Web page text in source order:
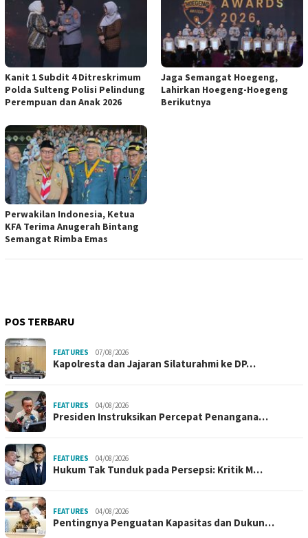
Kanit 1 Subdit 4 Ditreskrimum
Polda Sulteng Polisi Pelindung
Perempuan dan Anak 2026
Jaga Semangat Hoegeng,
Lahirkan Hoegeng-Hoegeng
Berikutnya
Perwakilan Indonesia, Ketua
KFA Terima Anugerah Bintang
Semangat Rimba Emas
POS TERBARU
FEATURES 07/08/2026
Kapolresta dan Jajaran Silaturahmi ke DP…
FEATURES 04/08/2026
Presiden Instruksikan Percepat Penangana…
FEATURES 04/08/2026
Hukum Tak Tunduk pada Persepsi: Kritik M…
FEATURES 04/08/2026
Pentingnya Penguatan Kapasitas dan Dukun…